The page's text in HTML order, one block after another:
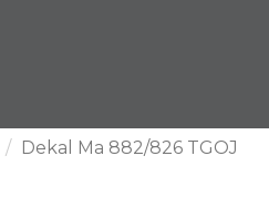
Dekal Ma 882/826 TGOJ